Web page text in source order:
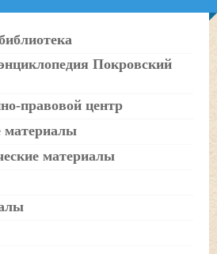
Покровский
правовой центр
материалы
материалы